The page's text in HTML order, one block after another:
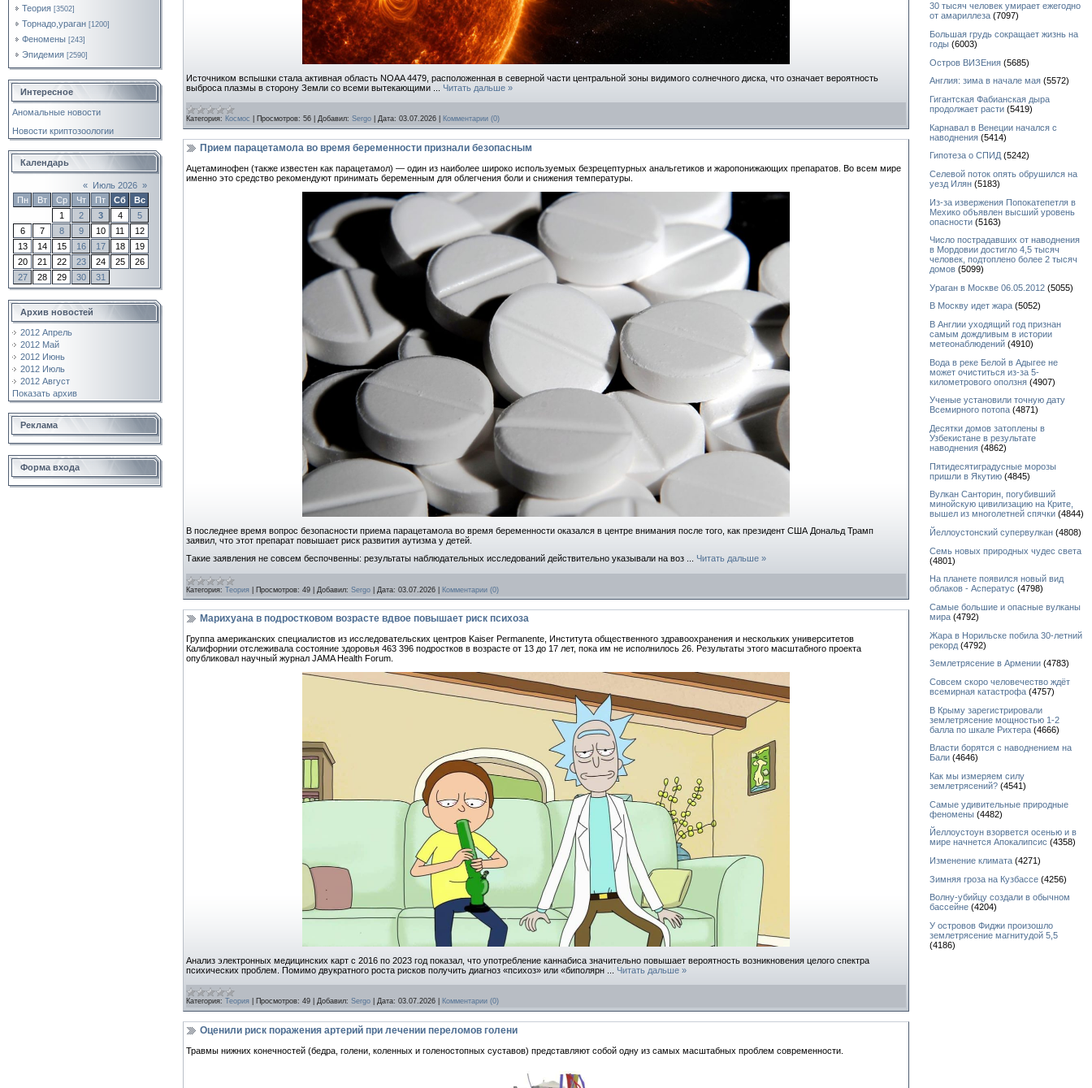
Теория [3502]
Торнадо,ураган [1200]
Феномены [243]
Эпидемия [2590]
Интересное
Аномальные новости
Новости криптозоологии
Календарь
« Июль 2026 »
Пн
Вт Ср Чт Пт Сб
Вс
1
2 3 4
5
6
7 8 9 10 11
12
13
14 15 16 17 18
19
20
21 22 23 24 25
26
27
28 29 30 31
Архив новостей
2012 Апрель
2012 Май
2012 Июнь
2012 Июль
2012 Август
Показать архив
Реклама
Форма входа
Источником вспышки стала активная область NOAA 4479, расположенная в северной части центральной зоны видимого солнечного диска, что означает вероятность
выброса плазмы в сторону Земли со всеми вытекающими
Читать дальше »
Категория: Космос Просмотров: 56 Добавил: Sergo Дата: 03.07.2026 Комментарии (0)
Прием парацетамола во время беременности признали безопасным
Ацетаминофен (также известен как парацетамол) — один из наиболее широко используемых безрецептурных анальгетиков и жаропонижающих препаратов. Во всем мире
именно это средство рекомендуют принимать беременным для облегчения боли и снижения температуры.
В последнее время вопрос безопасности приема парацетамола во время беременности оказался в центре внимания после того, как президент США Дональд Трамп
заявил, что этот препарат повышает риск развития аутизма у детей.
Такие заявления не совсем беспочвенны: результаты наблюдательных исследований действительно указывали на воз
Читать дальше »
Категория: Теория Просмотров: 49 Добавил: Sergo Дата: 03.07.2026 Комментарии (0)
Марихуана в подростковом возрасте вдвое повышает риск психоза
Группа американских специалистов из исследовательских центров Kaiser Permanente, Института общественного здравоохранения и нескольких университетов
Калифорнии отслеживала состояние здоровья 463 396 подростков в возрасте от 13 до 17 лет, пока им не исполнилось 26. Результаты этого масштабного проекта
опубликовал научный журнал JAMA Health Forum.
Анализ электронных медицинских карт с 2016 по 2023 год показал, что употребление каннабиса значительно повышает вероятность возникновения целого спектра
психических проблем. Помимо двукратного роста рисков получить диагноз «психоз» или «биполярн
Читать дальше »
Категория: Теория Просмотров: 49 Добавил: Sergo Дата: 03.07.2026 Комментарии (0)
Оценили риск поражения артерий при лечении переломов голени
Травмы нижних конечностей (бедра, голени, коленных и голеностопных суставов) представляют собой одну из самых масштабных проблем современности.
30 тысяч человек умирает ежегодно
от амариллеза (7097)
Большая грудь сокращает жизнь на
годы (6003)
Остров ВИЗЕния (5685)
Англия: зима в начале мая (5572)
Гигантская Фабианская дыра
продолжает расти (5419)
Карнавал в Венеции начался с
наводнения (5414)
Гипотеза о СПИД (5242)
Селевой поток опять обрушился на
уезд Илян (5183)
Из-за извержения Попокатепетля в
Мехико объявлен высший уровень
опасности (5163)
Число пострадавших от наводнения
в Мордовии достигло 4,5 тысяч
человек, подтоплено более 2 тысяч
домов (5099)
Ураган в Москве 06.05.2012 (5055)
В Москву идет жара (5052)
В Англии уходящий год признан
самым дождливым в истории
метеонаблюдений (4910)
Вода в реке Белой в Адыгее не
может очиститься из-за 5-
километрового оползня (4907)
Ученые установили точную дату
Всемирного потопа (4871)
Десятки домов затоплены в
Узбекистане в результате
наводнения (4862)
Пятидесятиградусные морозы
пришли в Якутию (4845)
Вулкан Санторин, погубивший
минойскую цивилизацию на Крите,
вышел из многолетней спячки (4844)
Йеллоустонский супервулкан (4808)
Семь новых природных чудес света
(4801)
На планете появился новый вид
облаков - Асператус (4798)
Самые большие и опасные вулканы
мира (4792)
Жара в Норильске побила 30-летний
рекорд (4792)
Землетрясение в Армении (4783)
Совсем скоро человечество ждёт
всемирная катастрофа (4757)
В Крыму зарегистрировали
землетрясение мощностью 1-2
балла по шкале Рихтера (4666)
Власти борятся с наводнением на
Бали (4646)
Как мы измеряем силу
землетрясений? (4541)
Самые удивительные природные
феномены (4482)
Йеллоустоун взорвется осенью и в
мире начнется Апокалипсис (4358)
Изменение климата (4271)
Зимняя гроза на Кузбассе (4256)
Волну-убийцу создали в обычном
бассейне (4204)
У островов Фиджи произошло
землетрясение магнитудой 5,5
(4186)